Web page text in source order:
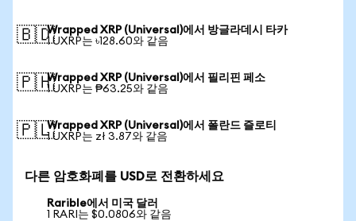
🇧🇩Wrapped XRP (Universal)에서 방글라데시 타카
1 UXRP는 ৳128.60와 같음
🇵🇭Wrapped XRP (Universal)에서 필리핀 페소
1 UXRP는 ₱63.25와 같음
🇵🇱Wrapped XRP (Universal)에서 폴란드 즐로티
1 UXRP는 zł 3.87와 같음
다른 암호화폐를 USD로 전환하세요
Rarible에서 미국 달러
1 RARI는 $0.0806와 같음